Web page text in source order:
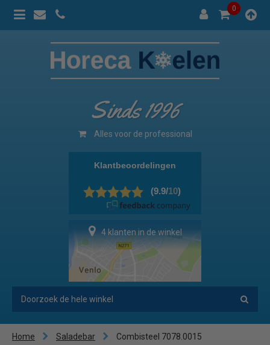
0
Sinds 1996
Alles voor de professional
4 klanten in de winkel
Home Saladebar Combisteel 7078.0015